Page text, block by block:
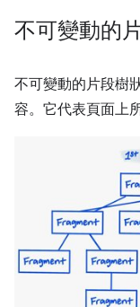
不可變動的
不可變動的片段樹
容。它代表頁面上